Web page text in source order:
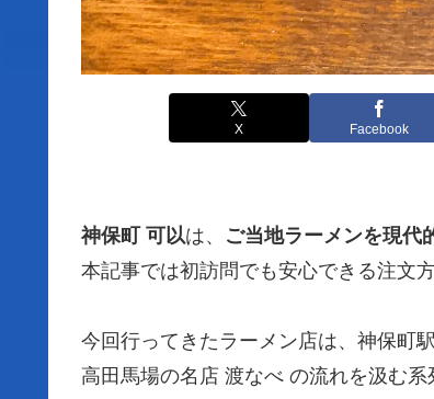
X Facebook
神保町 可以は、 ご当地ラーメンを現代
本記事では初訪問でも安心できる注文
今回行ってきたラーメン店は、神保町
高田馬場の名店 渡なべ の流れを汲む